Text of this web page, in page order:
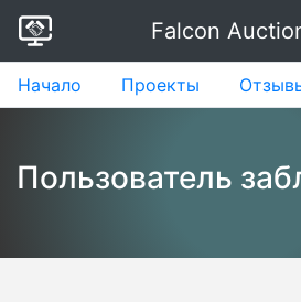
Falcon
Начало Проекты
Пользователь